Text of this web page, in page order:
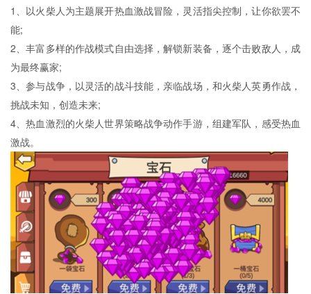
1、以火柴人为主题展开热血激战冒险，灵活指尖控制，让你欲罢不
能;
2、丰富多样的作战模式自由选择，解锁新装备，逐个击败敌人，成
为最终赢家;
3、参与战争，以灵活的战斗技能，亲临战场，和火柴人英勇作战，
挑战未知，创造未来;
4、热血激烈的火柴人世界策略战争动作手游，组建军队，感受热血
激战。